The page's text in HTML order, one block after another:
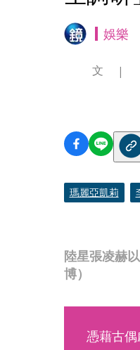
娛樂
陸星張凌赫
博）
文
瑪麗亞凱莉
憑藉古